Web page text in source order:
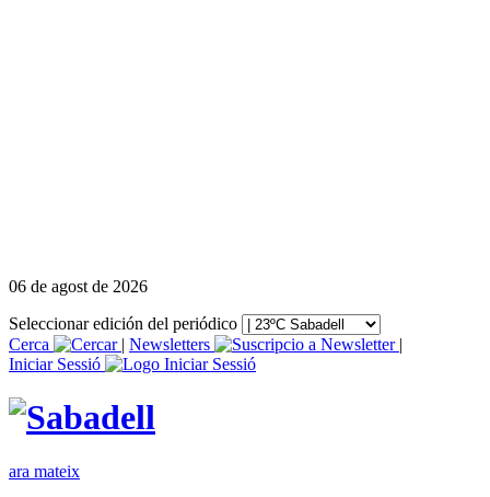
06 de agost de 2026
Seleccionar edición del periódico
Cerca
| Newsletters
|
Iniciar Sessió
ara mateix